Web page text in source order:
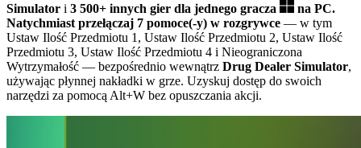
Simulator i 3 500+ innych gier dla jednego gracza
na PC.
Natychmiast przełączaj 7 pomoce(-y) w rozgrywce — w tym
Ustaw Ilość Przedmiotu 1, Ustaw Ilość Przedmiotu 2, Ustaw Ilość
Przedmiotu 3, Ustaw Ilość Przedmiotu 4 i Nieograniczona
Wytrzymałość — bezpośrednio wewnątrz Drug Dealer Simulator,
używając płynnej nakładki w grze. Uzyskuj dostęp do swoich
narzędzi za pomocą Alt+W bez opuszczania akcji.